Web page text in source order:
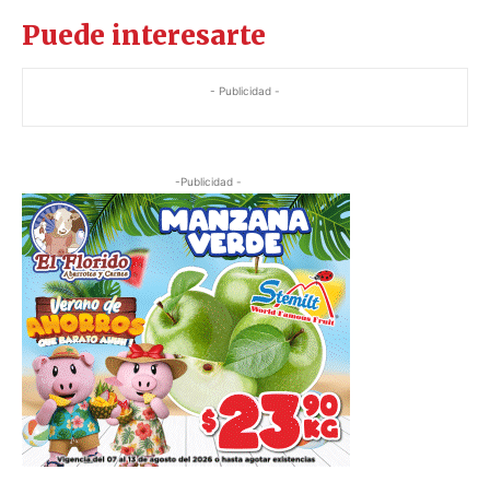
Puede interesarte
- Publicidad -
-Publicidad -